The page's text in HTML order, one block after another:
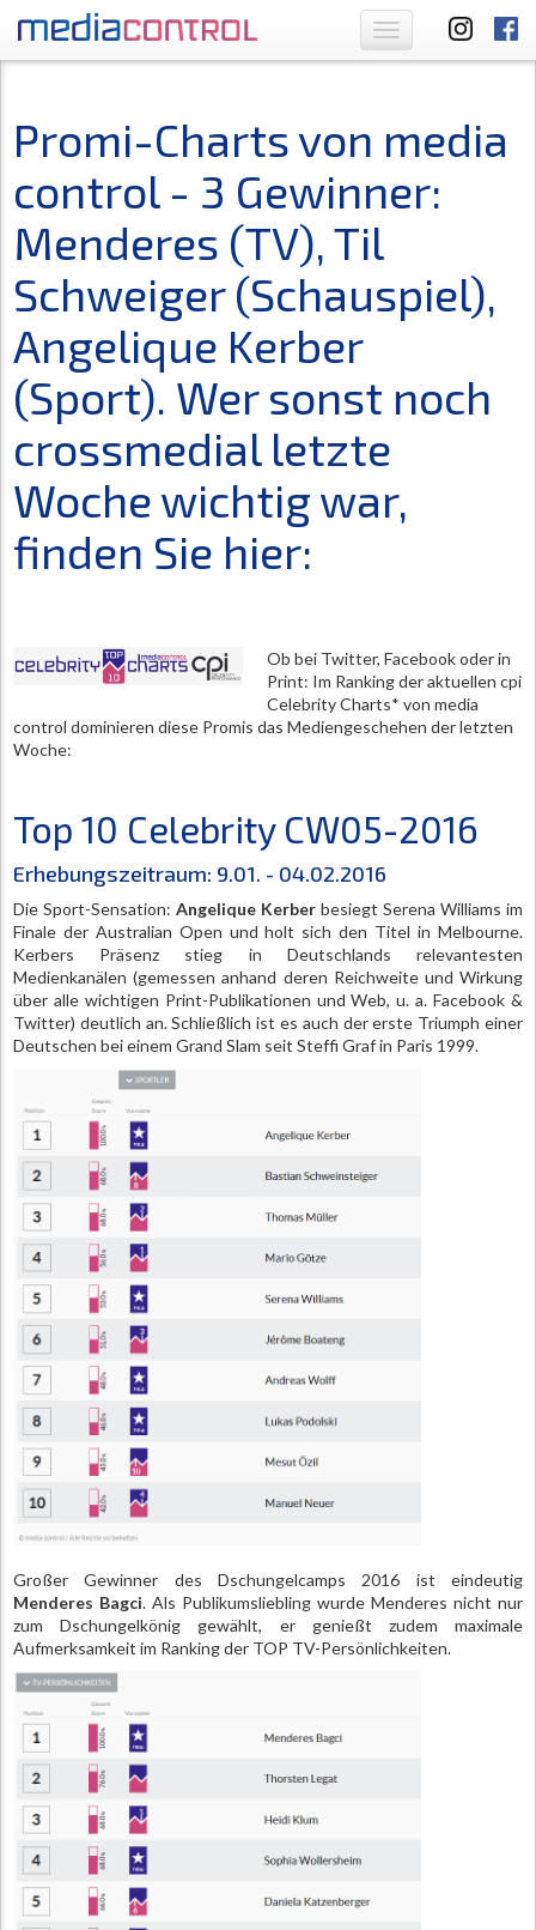
Toggle
navigation
Promi-Charts von media
control - 3 Gewinner:
Menderes (TV), Til
Schweiger (Schauspiel),
Angelique Kerber
(Sport). Wer sonst noch
crossmedial letzte
Woche wichtig war,
finden Sie hier:
Ob bei Twitter, Facebook oder in
Print: Im Ranking der aktuellen cpi
Celebrity Charts* von media
control dominieren diese Promis das Mediengeschehen der letzten
Woche:
Top 10 Celebrity CW05-2016
Erhebungszeitraum: 9.01. - 04.02.2016
Die Sport-Sensation: Angelique Kerber besiegt Serena Williams im
Finale der Australian Open und holt sich den Titel in Melbourne.
Kerbers Präsenz stieg in Deutschlands relevantesten
Medienkanälen (gemessen anhand deren Reichweite und Wirkung
über alle wichtigen Print-Publikationen und Web, u. a. Facebook &
Twitter) deutlich an. Schließlich ist es auch der erste Triumph einer
Deutschen bei einem Grand Slam seit Steffi Graf in Paris 1999.
Großer Gewinner des Dschungelcamps 2016 ist eindeutig
Menderes Bagci. Als Publikumsliebling wurde Menderes nicht nur
zum Dschungelkönig gewählt, er genießt zudem maximale
Aufmerksamkeit im Ranking der TOP TV-Persönlichkeiten.